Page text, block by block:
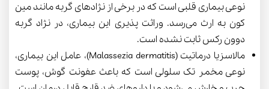
نوعی بیماری قلبی است که در برخی از نژادهای گربه مانند مین
کون به ارث می‌رسد. وراثت پذیری این بیماری، در نژاد گربه
دوون رکس ثابت نشده است.
مالاسزیا درماتیت (Malassezia dermatitis)، عامل این بیماری،
نوعی مخمر تک سلولی است که باعث عفونت گوش، پوست